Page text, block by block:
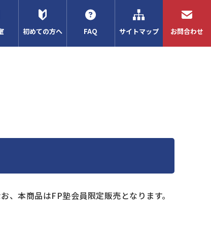
初めての方へ FAQ サイトマップ お問合わせ
、本商品はFP塾会員限定販売となります。